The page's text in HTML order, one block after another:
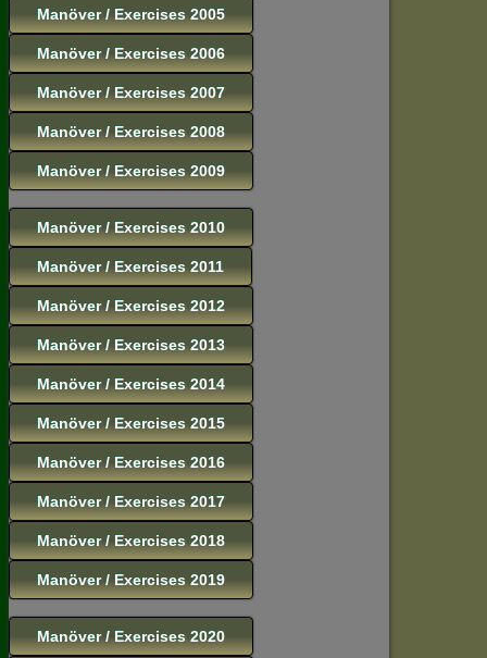
Manöver / Exercises 2005
Manöver / Exercises 2006
Manöver / Exercises 2007
Manöver / Exercises 2008
Manöver / Exercises 2009
Manöver / Exercises 2010
Manöver / Exercises 2011
Manöver / Exercises 2012
Manöver / Exercises 2013
Manöver / Exercises 2014
Manöver / Exercises 2015
Manöver / Exercises 2016
Manöver / Exercises 2017
Manöver / Exercises 2018
Manöver / Exercises 2019
Manöver / Exercises 2020